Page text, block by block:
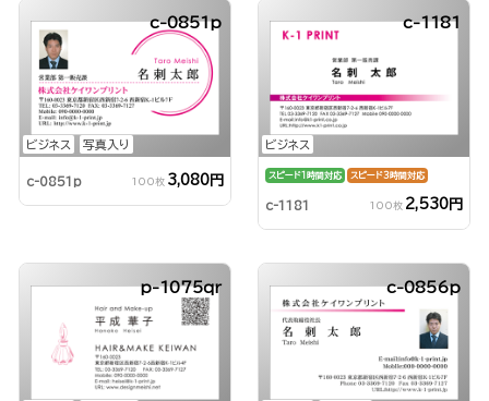
ビジネス 写真入り
c-0851p
c-0851p 100枚 3,080円
ビジネス
c-1181
スピード1時間対応 スピード3時間対応
c-1181 100枚 2,530円
p-1075qr c-0856p